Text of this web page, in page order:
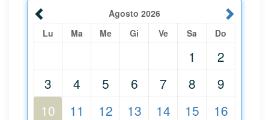
Agosto 2026
Lu
Ma Me Gi Ve Sa Do
1
2
3
4 5 6 7 8
9
10
11 12 13 14 15
16